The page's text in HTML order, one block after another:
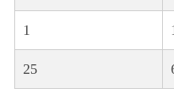
1
25